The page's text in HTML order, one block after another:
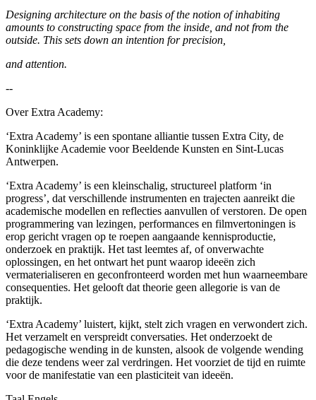
Designing architecture on the basis of the notion of inhabiting
amounts to constructing space from the inside, and not from the
outside. This sets down an intention for precision,
and attention.
--
Over Extra Academy:
‘Extra Academy’ is een spontane alliantie tussen Extra City, de
Koninklijke Academie voor Beeldende Kunsten en Sint-Lucas
Antwerpen.
‘Extra Academy’ is een kleinschalig, structureel platform ‘in
progress’, dat verschillende instrumenten en trajecten aanreikt die
academische modellen en reflecties aanvullen of verstoren. De open
programmering van lezingen, performances en filmvertoningen is
erop gericht vragen op te roepen aangaande kennisproductie,
onderzoek en praktijk. Het tast leemtes af, of onverwachte
oplossingen, en het ontwart het punt waarop ideeën zich
vermaterialiseren en geconfronteerd worden met hun waarneembare
consequenties. Het gelooft dat theorie geen allegorie is van de
praktijk.
‘Extra Academy’ luistert, kijkt, stelt zich vragen en verwondert zich.
Het verzamelt en verspreidt conversaties. Het onderzoekt de
pedagogische wending in de kunsten, alsook de volgende wending
die deze tendens weer zal verdringen. Het voorziet de tijd en ruimte
voor de manifestatie van een plasticiteit van ideeën.